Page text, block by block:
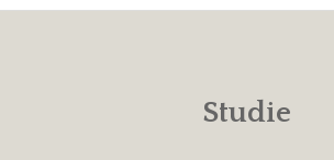
IMPRESSUM & DATENSCHUTZ
Studie